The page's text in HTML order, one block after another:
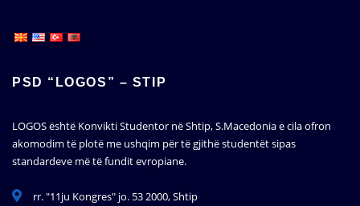
PSD “LOGOS” – STIP
LOGOS është Konvikti Studentor në Shtip, S.Macedonia e cila ofron
akomodim të plotë me ushqim për të gjithë studentët sipas
standardeve më të fundit evropiane.
rr. "11ju Kongres" jo. 53 2000, Shtip